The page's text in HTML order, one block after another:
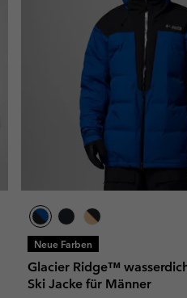
Neue Farben
Glacier Ridge™
Ski Jacke für Männer